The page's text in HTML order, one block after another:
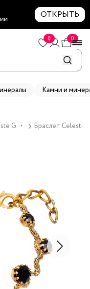
ОТКРЫТЬ
0 0
Камни и
G ▼ Браслет Celeste